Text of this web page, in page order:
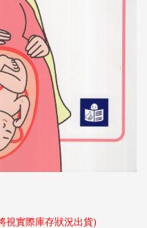
視實際庫存狀況出貨)